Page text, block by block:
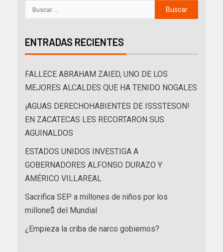
ENTRADAS RECIENTES
FALLECE ABRAHAM ZAIED, UNO DE LOS
MEJORES ALCALDES QUE HA TENIDO NOGALES
¡AGUAS DERECHOHABIENTES DE ISSSTESON!
EN ZACATECAS LES RECORTARON SUS
AGUINALDOS
ESTADOS UNIDOS INVESTIGA A
GOBERNADORES ALFONSO DURAZO Y
AMÉRICO VILLAREAL
Sacrifica SEP a millones de niños por los
millone$ del Mundial
¿Empieza la criba de narco gobiernos?